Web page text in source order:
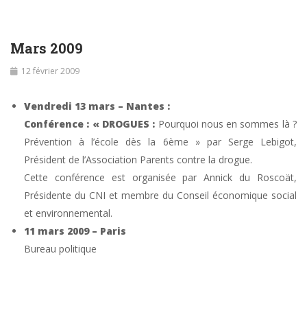
Mars 2009
12 février 2009
Vendredi 13 mars – Nantes :
Conférence : « DROGUES : Pourquoi nous en sommes là ?
Prévention à l’école dès la 6ème » par Serge Lebigot,
Président de l’Association Parents contre la drogue.
Cette conférence est organisée par Annick du Roscoät,
Présidente du CNI et membre du Conseil économique social
et environnemental.
11 mars 2009 – Paris
Bureau politique